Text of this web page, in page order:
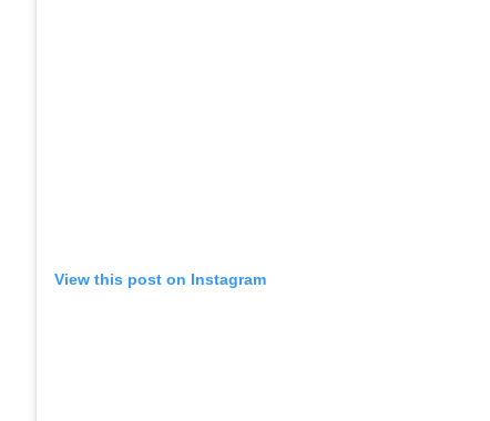
View this post on Instagram